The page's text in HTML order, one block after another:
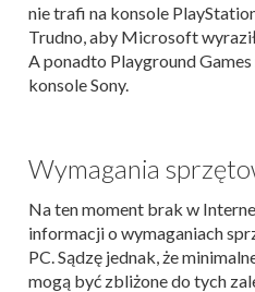
nie trafi na konsole
Trudno, aby Microsoft
A ponadto Playground
konsole Sony.
Wymagania
Na ten moment brak w
informacji o wymaganiach
PC. Sądzę jednak, że
mogą być zbliżone do tych